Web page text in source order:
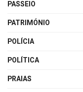
PASSEIO
PATRIMÓNIO
POLÍCIA
POLÍTICA
PRAIAS